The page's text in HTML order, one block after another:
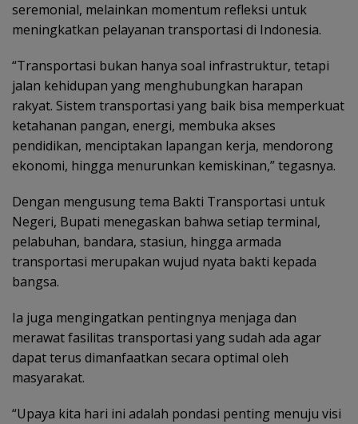
seremonial, melainkan momentum refleksi untuk
meningkatkan pelayanan transportasi di Indonesia.
“Transportasi bukan hanya soal infrastruktur, tetapi
jalan kehidupan yang menghubungkan harapan
rakyat. Sistem transportasi yang baik bisa memperkuat
ketahanan pangan, energi, membuka akses
pendidikan, menciptakan lapangan kerja, mendorong
ekonomi, hingga menurunkan kemiskinan,” tegasnya.
Dengan mengusung tema Bakti Transportasi untuk
Negeri, Bupati menegaskan bahwa setiap terminal,
pelabuhan, bandara, stasiun, hingga armada
transportasi merupakan wujud nyata bakti kepada
bangsa.
Ia juga mengingatkan pentingnya menjaga dan
merawat fasilitas transportasi yang sudah ada agar
dapat terus dimanfaatkan secara optimal oleh
masyarakat.
“Upaya kita hari ini adalah pondasi penting menuju visi